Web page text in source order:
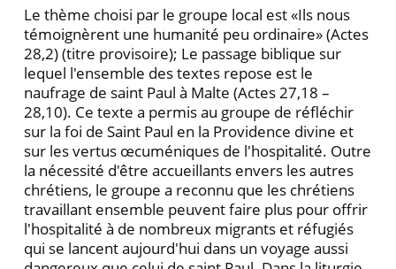
Le thème choisi par le groupe local est «Ils nous
témoignèrent une humanité peu ordinaire» (Actes
28,2) (titre provisoire); Le passage biblique sur
lequel l'ensemble des textes repose est le
naufrage de saint Paul à Malte (Actes 27,18 –
28,10). Ce texte a permis au groupe de réfléchir
sur la foi de Saint Paul en la Providence divine et
sur les vertus œcuméniques de l'hospitalité. Outre
la nécessité d'être accueillants envers les autres
chrétiens, le groupe a reconnu que les chrétiens
travaillant ensemble peuvent faire plus pour offrir
l'hospitalité à de nombreux migrants et réfugiés
qui se lancent aujourd'hui dans un voyage aussi